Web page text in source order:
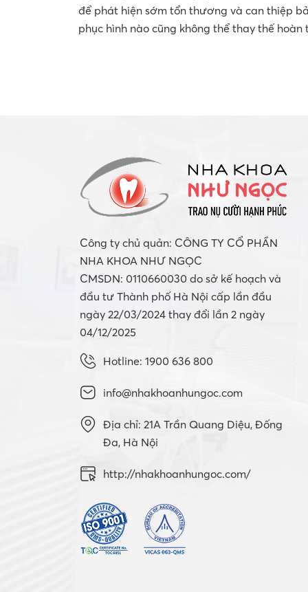
để phát hiện sớm tổn thương và can thiệp
phục hình nào cũng không thể thay thế hoàn
Công ty chủ quản: CÔNG TY CỔ PHẦN
NHA KHOA NHƯ NGỌC
CMSDN: 0110660030 do sở kế hoạch và
đầu tư Thành phố Hà Nội cấp lần đầu
ngày 22/03/2024 thay đổi lần 2 ngày
04/12/2025
Hotline: 1900 636 800
info@nhakhoanhungoc.com
Địa chỉ: 21A Trần Quang Diệu, Đống
Đa, Hà Nội
http://nhakhoanhungoc.com/